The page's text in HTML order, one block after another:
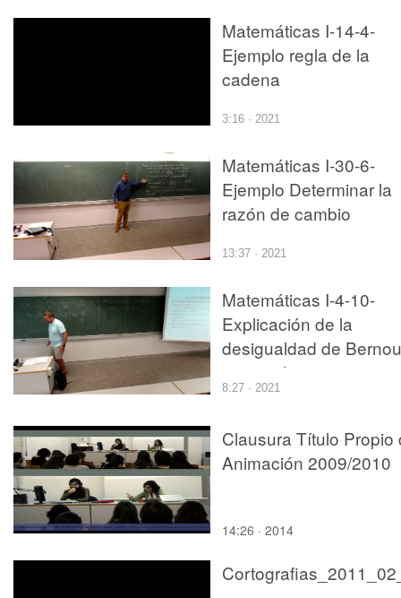
Matemáticas I-14-4-
Ejemplo regla de la
cadena
3:16 · 2021
Matemáticas I-30-6-
Ejemplo Determinar la
razón de cambio
13:37 · 2021
Matemáticas I-4-10-
Explicación de la
desigualdad de
y ejemplo
8:27 · 2021
Clausura Título Propio
Animación 2009/2010
14:26 · 2014